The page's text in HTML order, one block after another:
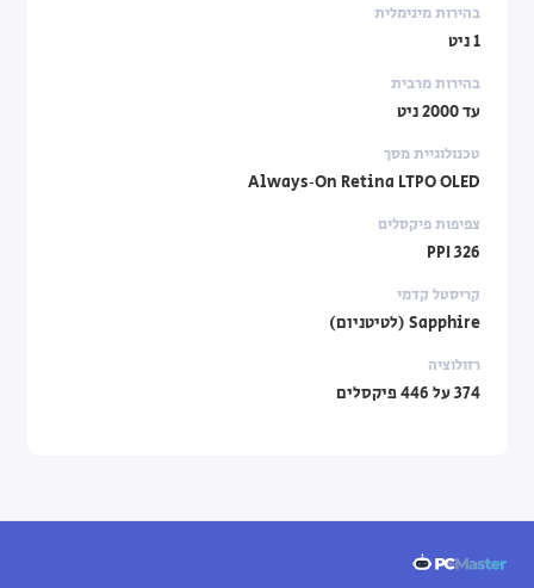
בהירות מינימלית
1 ניט
בהירות מרבית
עד 2000 ניט
טכנולוגיית מסך
Always‑On Retina LTPO OLED
צפיפות פיקסלים
326 PPI
קריסטל קדמי
Sapphire (לטיטניום)
רזולוציה
374 על 446 פיקסלים